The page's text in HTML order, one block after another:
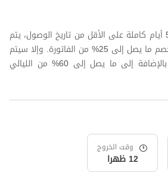
في حال إلغاء الحجز قبل 5 أيام كاملة على الأقل من تاريخ الوصول، يتم
إعادة المبلغ للضيف بعد خصم ما يصل إلى 25% من الفاتورة. وإلا سيتم
خصم أجرة الليلة الأولى بالإضافة إلى ما يصل إلى 60% من الليالي
وقت الخروج
12 ظهرا